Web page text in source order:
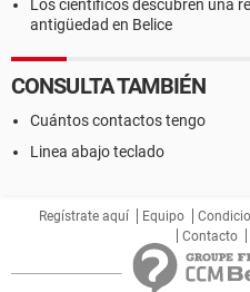
Los científicos descubren una
antigüedad en Belice
CONSULTA TAMBIÉN
Cuántos contactos tengo
Linea abajo teclado
Regístrate aquí Equipo
Contacto